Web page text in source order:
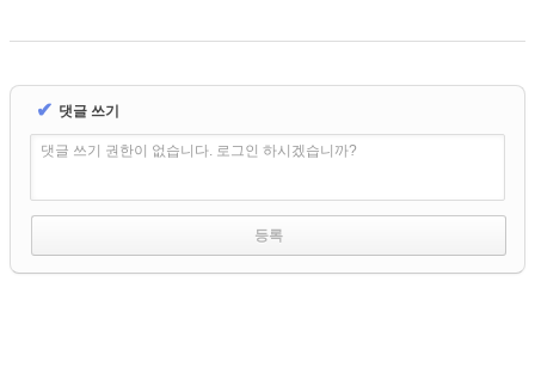
✔ 댓글 쓰기
댓글 쓰기 권한이 없습니다. 로그인 하시겠습니까?